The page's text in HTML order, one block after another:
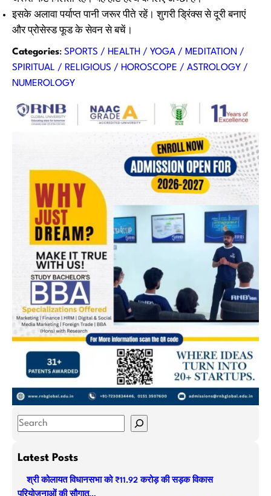
इसके अलावा पर्याप्त पानी जरूर पीते रहें। शुगरी ड्रिंक्स से दूरी बनाएं
और प्रोसेस्ड फूड के सेवन से बचें।
Categories: SPORTS / HEALTH / YOGA / MEDITATION /
SPIRITUAL / RELIGIOUS / HOROSCOPE / ASTROLOGY /
NUMEROLOGY
S
aLatest Posts
श्री कोलायत विधानसभा को ₹11.92 करोड़ की सड़क विकास
परियोजनाओं की सौगात…